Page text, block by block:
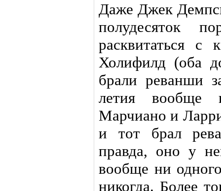
Даже Джек
полудесяток
расквитаться
Холифилд (оба
брали реванши
летия вообще
Марчиано и
и тот брал
правда, оно у
вообще ни
никогда. Более